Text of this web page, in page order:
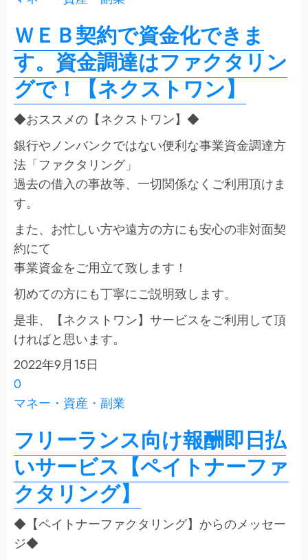
ＷＥＢ契約で資金化できま
す。資金調達はファクタリン
グで！【ネクストワン】
◆おススメの【ネクストワン】◆
銀行やノンバンクではない便利な事業資金調達方
法「ファクタリング」
過去の借入の事故等、一切関係なくご利用頂けま
す。
また、お忙しい方や遠方の方にも安心の非対面契
約にて
事業資金をご用立て致します！
初めての方にも丁寧にご説明致します。
是非、【ネクストワン】サービスをご利用して頂
ければと思います。
2022年9月15日
0
マネー・資産・副業
フリーランス向け報酬即日払
いサービス【ペイトナーファ
クタリング】
◆【ペイトナーファクタリング】からのメッセー
ジ◆